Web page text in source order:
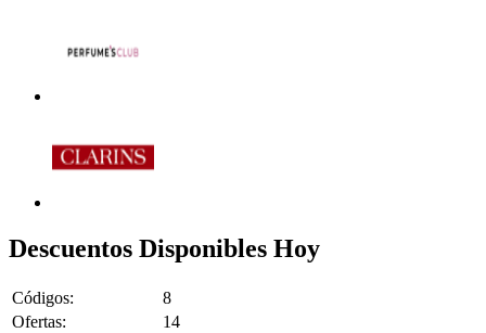
Descuentos Disponibles Hoy
Códigos:
8
Ofertas:
14